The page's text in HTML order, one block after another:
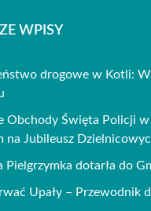
WPISY
drogowe w Kotli:
Obchody Święta Policji w
na Jubileusz
Pielgrzymka dotarła do
Upały – Przewodnik